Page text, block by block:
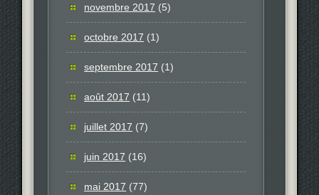
novembre 2017 (5)
octobre 2017 (1)
septembre 2017 (1)
août 2017 (11)
juillet 2017 (7)
juin 2017 (16)
mai 2017 (77)